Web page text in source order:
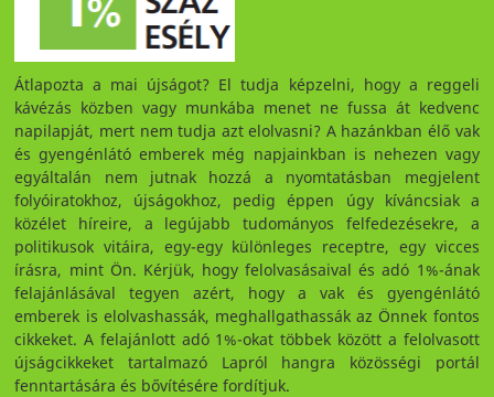
Átlapozta a mai újságot? El tudja képzelni, hogy a reggeli
kávézás közben vagy munkába menet ne fussa át kedvenc
napilapját, mert nem tudja azt elolvasni? A hazánkban élő vak
és gyengénlátó emberek még napjainkban is nehezen vagy
egyáltalán nem jutnak hozzá a nyomtatásban megjelent
folyóiratokhoz, újságokhoz, pedig éppen úgy kíváncsiak a
közélet híreire, a legújabb tudományos felfedezésekre, a
politikusok vitáira, egy-egy különleges receptre, egy vicces
írásra, mint Ön. Kérjük, hogy felolvasásaival és adó 1%-ának
felajánlásával tegyen azért, hogy a vak és gyengénlátó
emberek is elolvashassák, meghallgathassák az Önnek fontos
cikkeket. A felajánlott adó 1%-okat többek között a felolvasott
újságcikkeket tartalmazó Lapról hangra közösségi portál
fenntartására és bővítésére fordítjuk.